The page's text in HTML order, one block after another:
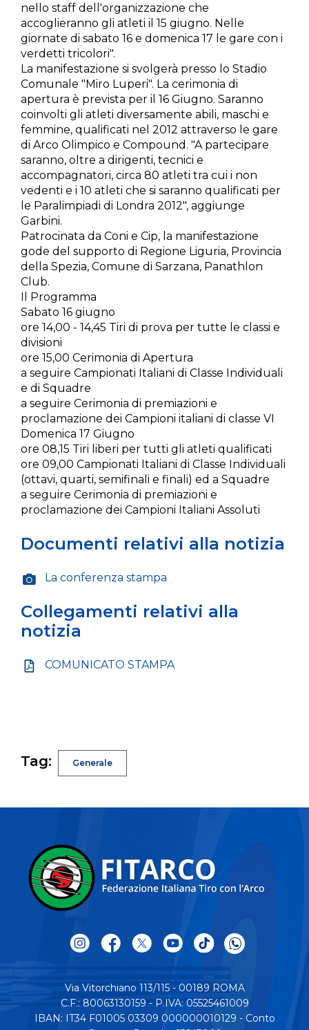
nello staff dell'organizzazione che
accoglieranno gli atleti il 15 giugno. Nelle
giornate di sabato 16 e domenica 17 le gare con i
verdetti tricolori".
La manifestazione si svolgerà presso lo Stadio
Comunale "Miro Luperi". La cerimonia di
apertura è prevista per il 16 Giugno. Saranno
coinvolti gli atleti diversamente abili, maschi e
femmine, qualificati nel 2012 attraverso le gare
di Arco Olimpico e Compound. "A partecipare
saranno, oltre a dirigenti, tecnici e
accompagnatori, circa 80 atleti tra cui i non
vedenti e i 10 atleti che si saranno qualificati per
le Paralimpiadi di Londra 2012", aggiunge
Garbini.
Patrocinata da Coni e Cip, la manifestazione
gode del supporto di Regione Liguria, Provincia
della Spezia, Comune di Sarzana, Panathlon
Club.
Il Programma
Sabato 16 giugno
ore 14,00 - 14,45 Tiri di prova per tutte le classi e
divisioni
ore 15,00 Cerimonia di Apertura
a seguire Campionati Italiani di Classe Individuali
e di Squadre
a seguire Cerimonia di premiazioni e
proclamazione dei Campioni italiani di classe VI
Domenica 17 Giugno
ore 08,15 Tiri liberi per tutti gli atleti qualificati
ore 09,00 Campionati Italiani di Classe Individuali
(ottavi, quarti, semifinali e finali) ed a Squadre
a seguire Cerimonia di premiazioni e
proclamazione dei Campioni Italiani Assoluti
Documenti relativi alla notizia
La conferenza stampa
Collegamenti relativi alla
notizia
COMUNICATO STAMPA
Tag: Generale
Via Vitorchiano 113/115 - 00189 ROMA
C.F.: 80063130159 - P.IVA: 05525461009
IBAN: IT34 F01005 03309 000000010129 - Conto